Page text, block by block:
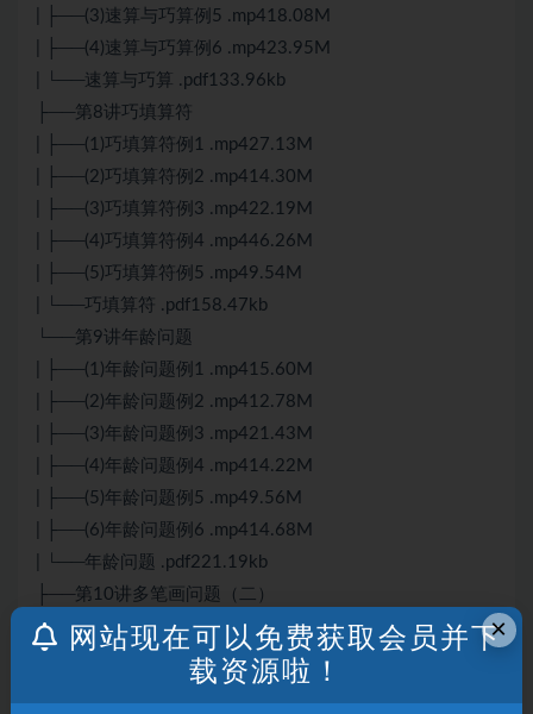
| ├──(3)速算与巧算例5 .mp418.08M
| ├──(4)速算与巧算例6 .mp423.95M
| └──速算与巧算 .pdf133.96kb
├──第8讲巧填算符
| ├──(1)巧填算符例1 .mp427.13M
| ├──(2)巧填算符例2 .mp414.30M
| ├──(3)巧填算符例3 .mp422.19M
| ├──(4)巧填算符例4 .mp446.26M
| ├──(5)巧填算符例5 .mp49.54M
| └──巧填算符 .pdf158.47kb
└──第9讲年龄问题
| ├──(1)年龄问题例1 .mp415.60M
| ├──(2)年龄问题例2 .mp412.78M
| ├──(3)年龄问题例3 .mp421.43M
| ├──(4)年龄问题例4 .mp414.22M
| ├──(5)年龄问题例5 .mp49.56M
| ├──(6)年龄问题例6 .mp414.68M
| └──年龄问题 .pdf221.19kb
├──第10讲多笔画问题（二）
| ├──(1)多笔画问题（二）例1 .mp424.94M
| ├──(2)多笔画问题（二）例2 .mp416.76M
×
网站现在可以免费获取会员并下
载资源啦！